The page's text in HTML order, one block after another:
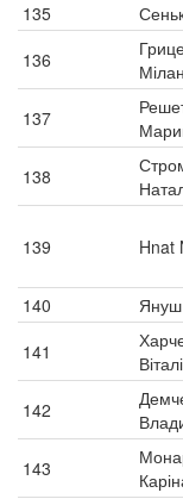
135
136
137
138
139 Hnat
140 Януш
141
142
143